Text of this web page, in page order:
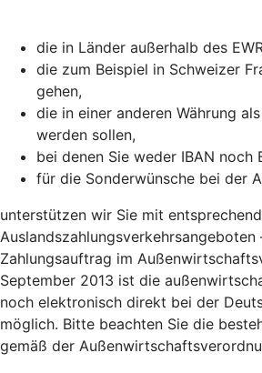
die in Länder außerhalb des
die zum Beispiel in Schweizer
gehen,
die in einer anderen Währung
werden sollen,
bei denen Sie weder IBAN noch
für die Sonderwünsche bei der
unterstützen wir Sie mit
Auslandszahlungsverkehrsangeboten
Zahlungsauftrag im
September 2013 ist die
noch elektronisch direkt bei der
möglich. Bitte beachten Sie die
gemäß der